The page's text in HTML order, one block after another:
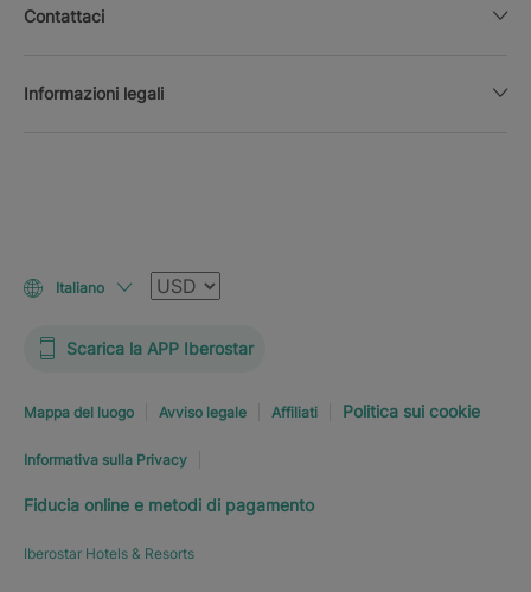
Contattaci
Informazioni legali
Italiano Valuta
Scarica la APP Iberostar
Mappa del luogo Avviso legale Affiliati Politica sui cookie
Informativa sulla Privacy
Fiducia online e metodi di pagamento
Iberostar Hotels & Resorts